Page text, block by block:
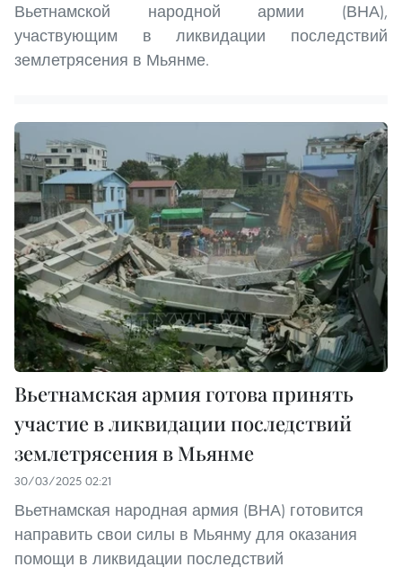
Вьетнамской народной армии (ВНА),
участвующим в ликвидации последствий
землетрясения в Мьянме.
Вьетнамская армия готова принять
участие в ликвидации последствий
землетрясения в Мьянме
30/03/2025 02:21
Вьетнамская народная армия (ВНА) готовится
направить свои силы в Мьянму для оказания
помощи в ликвидации последствий